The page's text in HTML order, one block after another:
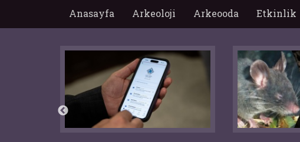
Anasayfa Arkeoloji Arkeooda Etkinlik